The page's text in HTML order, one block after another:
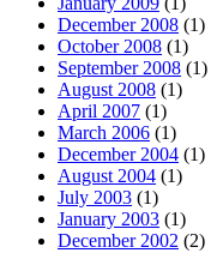
December 2008 (1)
October 2008 (1)
September 2008 (1)
August 2008 (1)
April 2007 (1)
March 2006 (1)
December 2004 (1)
August 2004 (1)
July 2003 (1)
January 2003 (1)
December 2002 (2)